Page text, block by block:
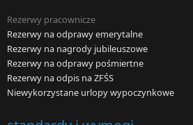
Rezerwy pracownicze
Rezerwy na odprawy emerytalne
Rezerwy na nagrody jubileuszowe
Rezerwy na odprawy pośmiertne
Rezerwy na odpis na ZFŚS
Niewykorzystane urlopy wypoczynkowe